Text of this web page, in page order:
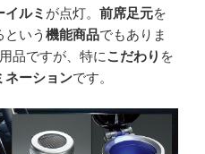
イルミ が点灯。 前席足元を
という 機能商品でもありま
品ですが、特にこだわり を
ネーションです。